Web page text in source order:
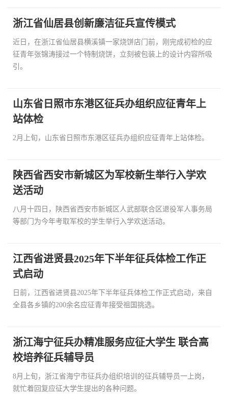
浙江省仙居县创新廉洁征兵宣传模式
近日，在浙江省仙居县横溪镇一家烧饼店门前，刚完成初检的应
征青年张锦涛接过一个特制烧饼，立刻被包装上的设计内容所吸
引。
山东省日照市东港区征兵办组织应征青年上
站体检
2月上旬，山东省日照市东港区征兵办组织应征青年上站体检。
陕西省西安市新城区为军校新生举行入学欢
送活动
八月十四日，陕西省西安市新城区人武部联合区退役军人事务局
等部门为今年考取军校的学生举行入学欢送活动。
江西省进贤县2025年下半年征兵体检工作正
式启动
日前，江西省进贤县2025年下半年征兵体检工作正式启动，来自
全县各乡镇的200余名应征青年接受祖国挑选。
浙江海宁征兵办精准服务应征大学生 联合高
校培养征兵辅导员
8月上旬，浙江省海宁市征兵办组织培训的征兵辅导员一上岗，
就忙着回复应征大学生提出的各种问题。